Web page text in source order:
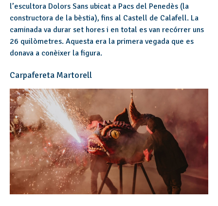
l’escultora Dolors Sans ubicat a Pacs del Penedès (la
constructora de la bèstia), fins al Castell de Calafell. La
caminada va durar set hores i en total es van recórrer uns
26 quilòmetres. Aquesta era la primera vegada que es
donava a conèixer la figura.
Carpafereta Martorell